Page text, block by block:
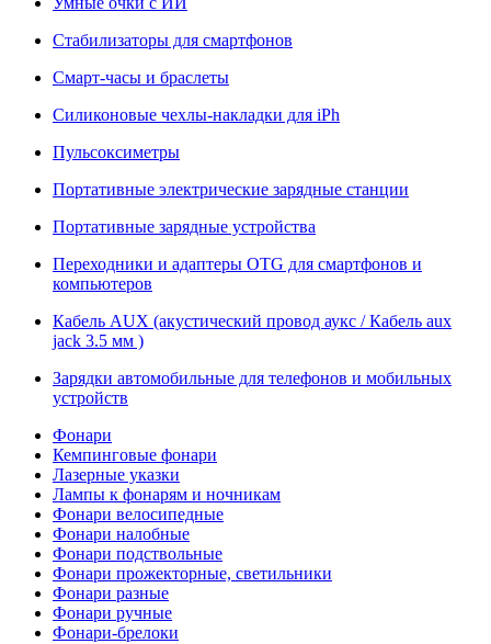
Стабилизаторы для смартфонов
Смарт-часы и браслеты
Силиконовые чехлы-накладки для iPh
Пульсоксиметры
Портативные электрические зарядные станции
Портативные зарядные устройства
Переходники и адаптеры OTG для смартфонов и
компьютеров
Кабель AUX (акустический провод аукс / Кабель aux
jack 3.5 мм )
Зарядки автомобильные для телефонов и мобильных
устройств
Фонари
Кемпинговые фонари
Лазерные указки
Лампы к фонарям и ночникам
Фонари велосипедные
Фонари налобные
Фонари подствольные
Фонари прожекторные, светильники
Фонари разные
Фонари ручные
Фонари-брелоки